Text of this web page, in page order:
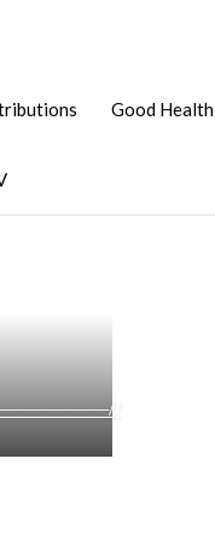
Good Health
!—————//